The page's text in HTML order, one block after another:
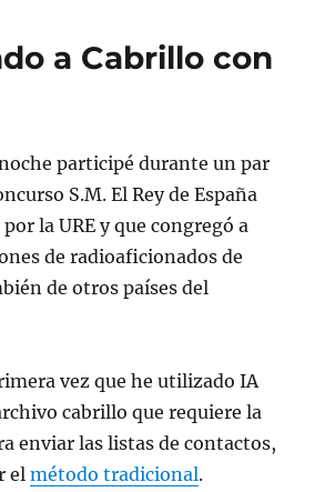
a Cabrillo con
participé durante un par
S.M. El Rey de España
la URE y que congregó a
de radioaficionados de
de otros países del
vez que he utilizado IA
cabrillo que requiere la
enviar las listas de contactos,
elmétodo tradicional.